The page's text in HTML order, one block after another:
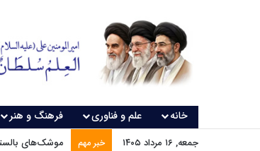
خانه علم و فناوری فرهنگ و هنر
جمعه, ۱۶ مرداد ۱۴۰۵ خبر مهم موشک‌های